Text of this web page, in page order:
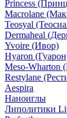
Princess
Macrolane
Teosyal
Dermaheal
Yvoire (Ивор)
Hyaron
Meso-Wharton
Restylane
Aespira
Наноиглы
Липолитики